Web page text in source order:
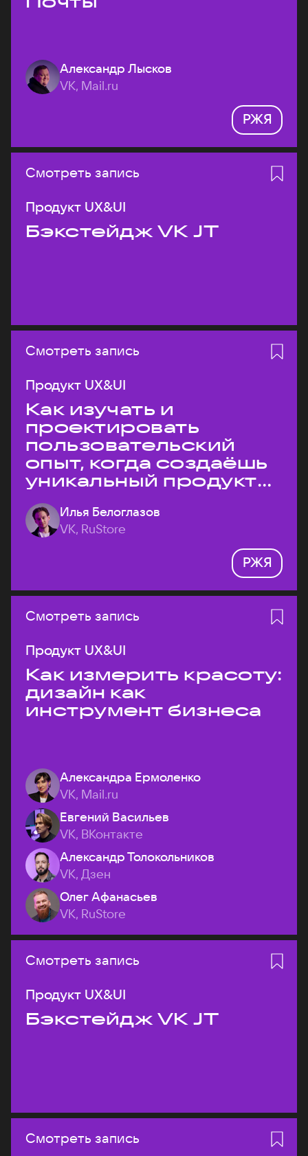
Александр Лысков
VK, Mail.ru
РЖЯ
Смотреть запись
Продукт UX&UI
Бэкстейдж VK JT
Смотреть запись
Продукт UX&UI
Как изучать и
проектировать
пользовательский
опыт, когда создаёшь
уникальный продукт
на рынке?
Илья Белоглазов
VK, RuStore
РЖЯ
Смотреть запись
Продукт UX&UI
Как измерить красоту:
дизайн как
инструмент бизнеса
Александра Ермоленко
VK, Mail.ru
Евгений Васильев
VK, ВКонтакте
Александр Толокольников
VK, Дзен
Олег Афанасьев
VK, RuStore
Смотреть запись
Продукт UX&UI
Бэкстейдж VK JT
Смотреть запись